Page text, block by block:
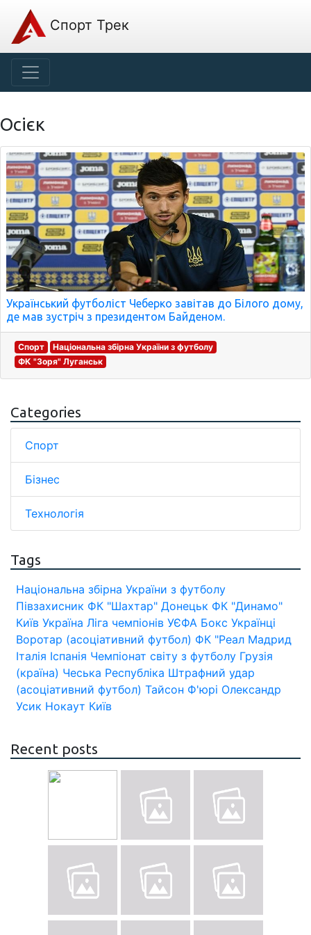
Спорт Трек
Осієк
Український футболіст Чеберко завітав до Білого дому,
де мав зустріч з президентом Байденом.
Спорт
Національна збірна України з футболу
ФК "Зоря" Луганськ
Categories
Спорт
Бізнес
Технологія
Tags
Національна збірна України з футболу
Півзахисник ФК "Шахтар" Донецьк ФК "Динамо"
Київ Україна Ліга чемпіонів УЄФА Бокс Українці
Воротар (асоціативний футбол) ФК "Реал Мадрид
Італія Іспанія Чемпіонат світу з футболу Грузія
(країна) Чеська Республіка Штрафний удар
(асоціативний футбол) Тайсон Ф'юрі Олександр
Усик Нокаут Київ
Recent posts